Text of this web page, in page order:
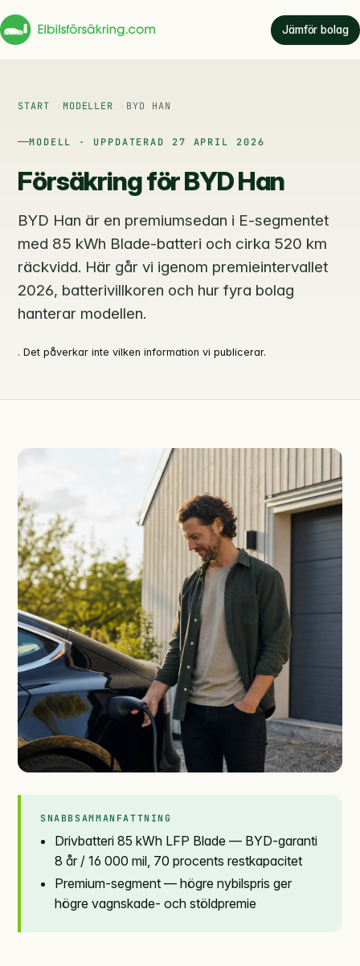
Jämför bolag
START MODELLER BYD HAN
MODELL · UPPDATERAD 27 APRIL 2026
Försäkring för BYD Han
BYD Han är en premium­sedan i E-segmentet
med 85 kWh Blade-batteri och cirka 520 km
räckvidd. Här går vi igenom premieintervallet
2026, batterivillkoren och hur fyra bolag
hanterar modellen.
. Det påverkar inte vilken information vi publicerar.
SNABBSAMMANFATTNING
Drivbatteri 85 kWh LFP Blade — BYD-garanti
8 år / 16 000 mil, 70 procents restkapacitet
Premium-segment — högre nybilspris ger
högre vagnskade- och stöldpremie